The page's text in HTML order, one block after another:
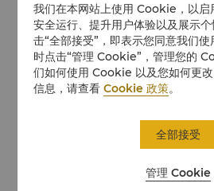
我们在本网站上使用 Cookie，以启
安全运行、提升用户体验以及展示
击“全部接受”，即表示您同意我们
时点击“管理 Cookie”，管理您的
们如何使用 Cookie 以及您如何更
信息，请查看Cookie 政策。
管理 Cookie
全部接受